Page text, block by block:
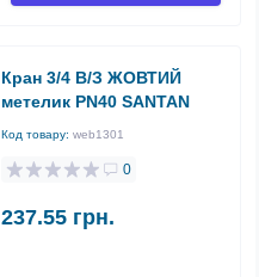
Кран 3/4 В/З ЖОВТИЙ
метелик PN40 SANTAN
Код товару: web1301
0
237.55 грн.